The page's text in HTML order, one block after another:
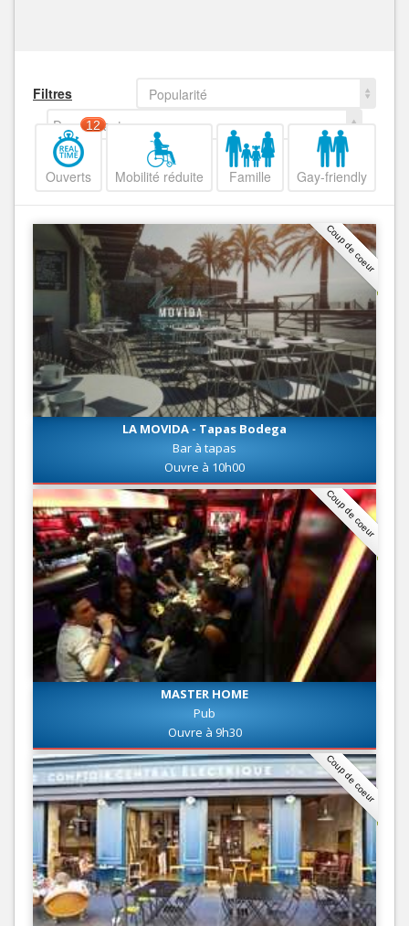
Filtres
Popularité
Decroissant
Ouverts
12
Mobilité réduite Famille Gay-friendly
Coup de coeur
LA MOVIDA - Tapas Bodega
Bar à tapas
Ouvre à 10h00
Coup de coeur
MASTER HOME
Pub
Ouvre à 9h30
Coup de coeur